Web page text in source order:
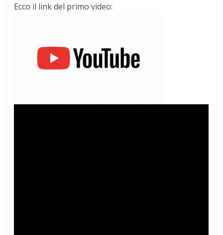
Ecco il link del primo video: